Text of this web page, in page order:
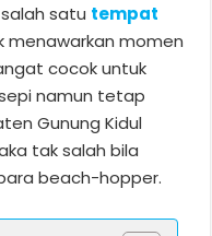
satu tempat
menawarkan momen
cocok untuk
namun tetap
Gunung Kidul
tak salah bila
beach-hopper.